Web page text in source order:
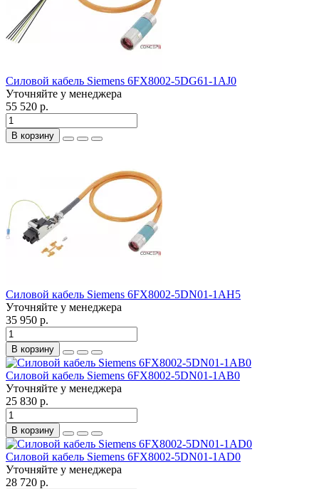
Силовой кабель Siemens 6FX8002-5DG61-1AJ0
Уточняйте у менеджера
55 520 р.
В корзину
Силовой кабель Siemens 6FX8002-5DN01-1AH5
Уточняйте у менеджера
35 950 р.
В корзину
Силовой кабель Siemens 6FX8002-5DN01-1AB0
Уточняйте у менеджера
25 830 р.
В корзину
Силовой кабель Siemens 6FX8002-5DN01-1AD0
Уточняйте у менеджера
28 720 р.